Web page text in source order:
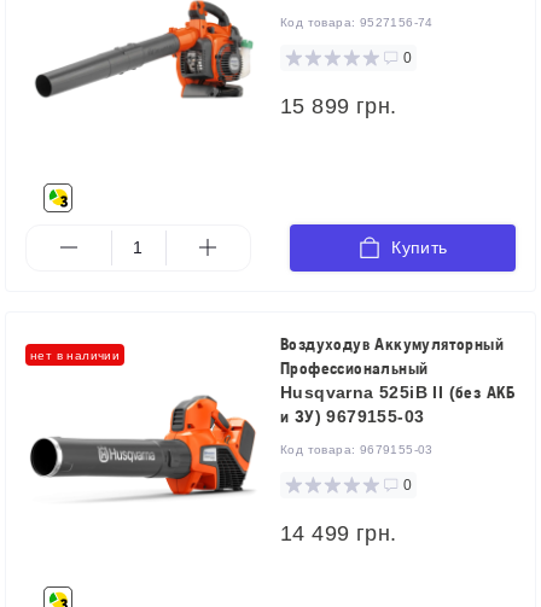
Код товара: 9527156-74
0
15 899 грн.
Купить
нет в наличии
Воздуходув Аккумуляторный
Профессиональный
Husqvarna 525iB II (без АКБ
и ЗУ) 9679155-03
Код товара: 9679155-03
0
14 499 грн.